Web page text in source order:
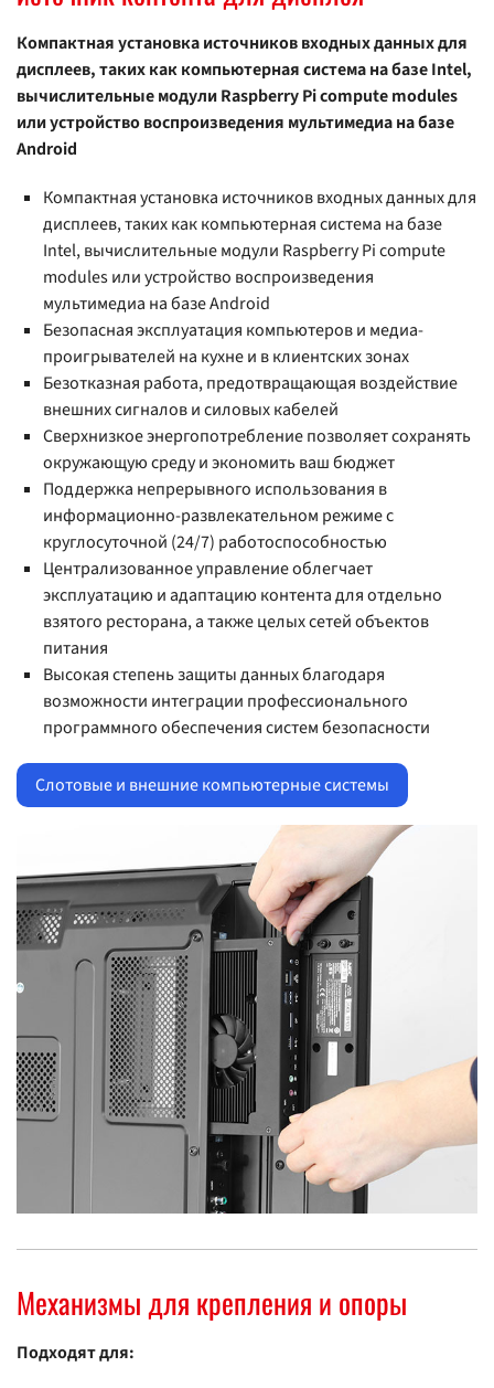
Компактная установка источников входных данных для
дисплеев, таких как компьютерная система на базе Intel,
вычислительные модули Raspberry Pi compute modules
или устройство воспроизведения мультимедиа на базе
Android
Компактная установка источников входных данных для
дисплеев, таких как компьютерная система на базе
Intel, вычислительные модули Raspberry Pi compute
modules или устройство воспроизведения
мультимедиа на базе Android
Безопасная эксплуатация компьютеров и медиа-
проигрывателей на кухне и в клиентских зонах
Безотказная работа, предотвращающая воздействие
внешних сигналов и силовых кабелей
Сверхнизкое энергопотребление позволяет сохранять
окружающую среду и экономить ваш бюджет
Поддержка непрерывного использования в
информационно-развлекательном режиме с
круглосуточной (24/7) работоспособностью
Централизованное управление облегчает
эксплуатацию и адаптацию контента для отдельно
взятого ресторана, а также целых сетей объектов
питания
Высокая степень защиты данных благодаря
возможности интеграции профессионального
программного обеспечения систем безопасности
Слотовые и внешние компьютерные системы
Механизмы для крепления и опоры
Подходят для: